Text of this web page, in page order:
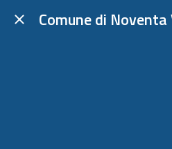
Comune di